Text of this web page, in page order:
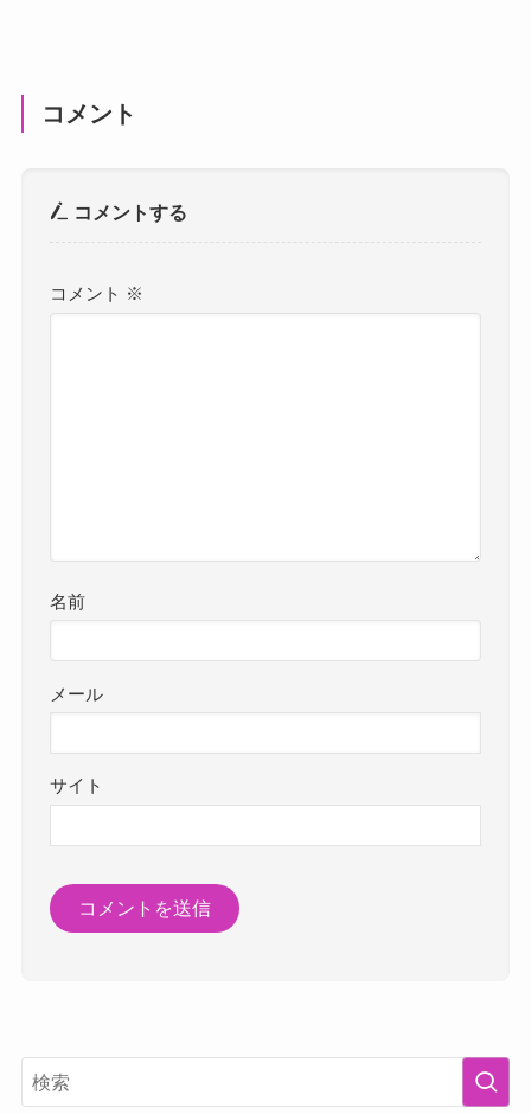
コメント
コメントする
コメント ※
名前
メール
サイト